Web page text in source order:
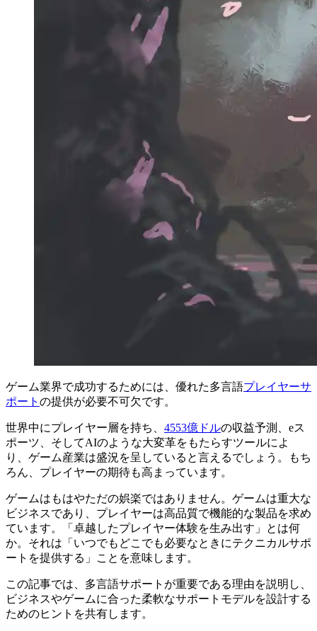
ゲーム業界で成功するためには、優れた多言語プレイヤーサ
ポート の提供が必要不可欠です。
世界中にプレイヤー層を持ち、 4553億ドルの収益予測、eス
ポーツ、そしてAIのような大変革をもたらすツールによ
り、ゲーム産業は盛況を呈していると言えるでしょう。もち
ろん、プレイヤーの期待も高まっています。
ゲームはもはやただの娯楽ではありません。ゲームは重大な
ビジネスであり、プレイヤーは高品質で機能的な製品を求め
ています。「卓越したプレイヤー体験を生み出す」とは何
か。それは「いつでもどこでも必要なときにテクニカルサポ
ートを提供する」ことを意味します。
この記事では、多言語サポートが重要である理由を説明し、
ビジネスやゲームに合った柔軟なサポートモデルを設計する
ためのヒントを共有します。